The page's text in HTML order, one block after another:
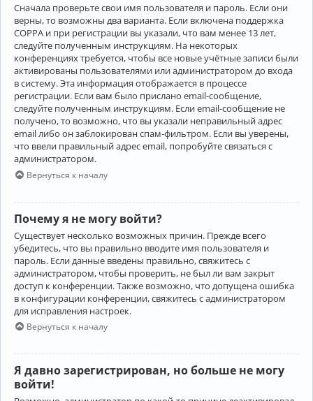
Сначала проверьте свои имя пользователя и пароль. Если они
верны, то возможны два варианта. Если включена поддержка
COPPA и при регистрации вы указали, что вам менее 13 лет,
следуйте полученным инструкциям. На некоторых
конференциях требуется, чтобы все новые учётные записи были
активированы пользователями или администратором до входа
в систему. Эта информация отображается в процессе
регистрации. Если вам было прислано email-сообщение,
следуйте полученным инструкциям. Если email-сообщение не
получено, то возможно, что вы указали неправильный адрес
email либо он заблокирован спам-фильтром. Если вы уверены,
что ввели правильный адрес email, попробуйте связаться с
администратором.
Вернуться к началу
Почему я не могу войти?
Существует несколько возможных причин. Прежде всего
убедитесь, что вы правильно вводите имя пользователя и
пароль. Если данные введены правильно, свяжитесь с
администратором, чтобы проверить, не был ли вам закрыт
доступ к конференции. Также возможно, что допущена ошибка
в конфигурации конференции, свяжитесь с администратором
для исправления настроек.
Вернуться к началу
Я давно зарегистрирован, но больше не могу
войти!